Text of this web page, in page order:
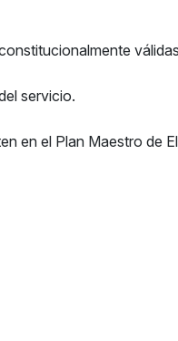
servicio.
en el Plan Maestro de